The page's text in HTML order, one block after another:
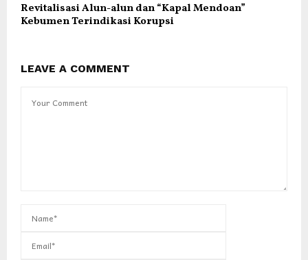
Revitalisasi Alun-alun dan “Kapal Mendoan”
Kebumen Terindikasi Korupsi
LEAVE A COMMENT